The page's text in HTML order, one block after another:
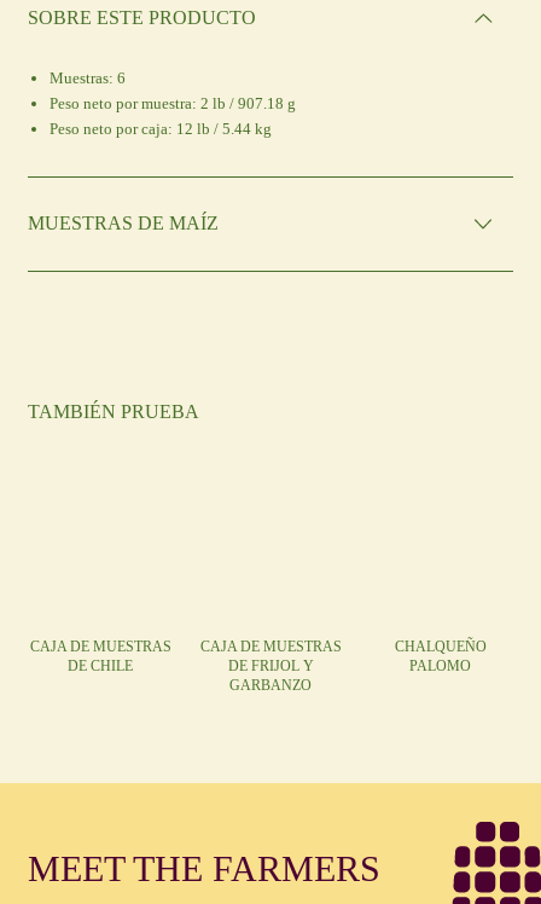
SOBRE ESTE PRODUCTO
Muestras: 6
Peso neto por muestra: 2 lb / 907.18 g
Peso neto por caja: 12 lb / 5.44 kg
MUESTRAS DE MAÍZ
TAMBIÉN PRUEBA
CAJA DE MUESTRAS
DE CHILE
CAJA DE MUESTRAS
DE FRIJOL Y
GARBANZO
CHALQUEÑO
PALOMO
MEET THE FARMERS